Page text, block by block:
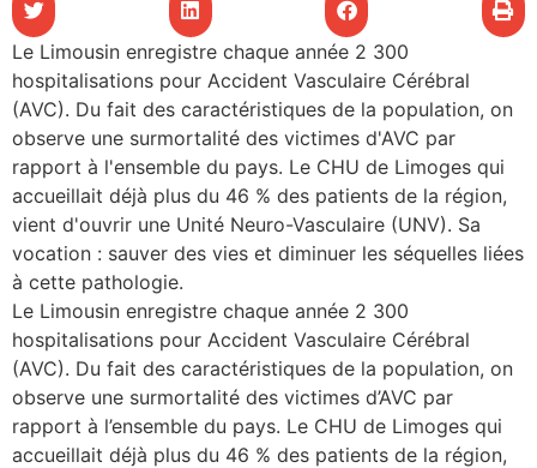
santé
santé
au CHU
Le Limousin enregistre chaque année 2 300
hospitalisations pour Accident Vasculaire Cérébral
(AVC). Du fait des caractéristiques de la population, on
observe une surmortalité des victimes d'AVC par
rapport à l'ensemble du pays. Le CHU de Limoges qui
accueillait déjà plus du 46 % des patients de la région,
vient d'ouvrir une Unité Neuro-Vasculaire (UNV). Sa
vocation : sauver des vies et diminuer les séquelles liées
à cette pathologie.
Le Limousin enregistre chaque année 2 300
hospitalisations pour Accident Vasculaire Cérébral
(AVC). Du fait des caractéristiques de la population, on
observe une surmortalité des victimes d’AVC par
rapport à l’ensemble du pays. Le CHU de Limoges qui
accueillait déjà plus du 46 % des patients de la région,